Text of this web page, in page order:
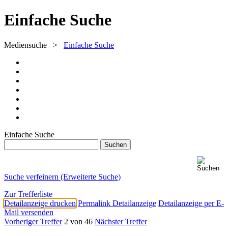
Einfache Suche
Mediensuche > Einfache Suche
Einfache Suche
Suche verfeinern (Erweiterte Suche)
Zur Trefferliste
Detailanzeige drucken Permalink Detailanzeige Detailanzeige per E-
Mail versenden
Vorheriger Treffer 2 von 46 Nächster Treffer